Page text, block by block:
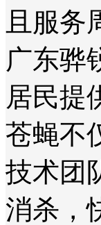
且服务
广东骅
居民提
苍蝇不
技术团
消杀，